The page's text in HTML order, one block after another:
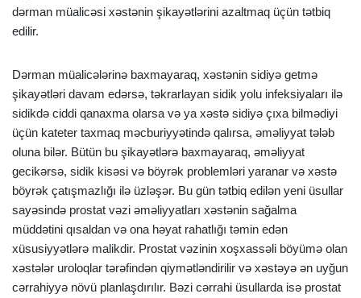
dərman müalicəsi xəstənin şikayətlərini azaltmaq üçün tətbiq
edilir.
Dərman müalicələrinə baxmayaraq, xəstənin sidiyə getmə
şikayətləri davam edərsə, təkrarlayan sidik yolu infeksiyaları ilə
sidikdə ciddi qanaxma olarsa və ya xəstə sidiyə çıxa bilmədiyi
üçün kateter taxmaq məcburiyyətində qalırsa, əməliyyat tələb
oluna bilər. Bütün bu şikayətlərə baxmayaraq, əməliyyat
gecikərsə, sidik kisəsi və böyrək problemləri yaranar və xəstə
böyrək çatışmazlığı ilə üzləşər. Bu gün tətbiq edilən yeni üsullar
sayəsində prostat vəzi əməliyyatları xəstənin sağalma
müddətini qısaldan və ona həyat rahatlığı təmin edən
xüsusiyyətlərə malikdir. Prostat vəzinin xoşxassəli böyümə olan
xəstələr uroloqlar tərəfindən qiymətləndirilir və xəstəyə ən uyğun
cərrahiyyə növü planlaşdırılır. Bəzi cərrahi üsullarda isə prostat